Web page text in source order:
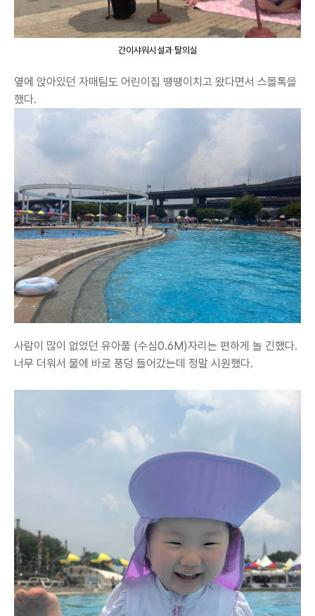
간이샤워시설과 탈의실
옆에 앉아있던 자매팀도 어린이집 땡땡이치고 왔다면서 스몰톡을
했다.
사람이 많이 없었던 유아풀 (수심0.6M)자리는 편하게 놀 긴했다.
너무 더워서 물에 바로 풍덩 들어갔는데 정말 시원했다.